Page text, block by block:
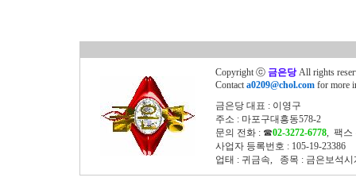
Copyright ⓒ 금은당All rights
Contact a0209@chol.com for more
금은당 대표 : 이영구
주소 : 마포구대흥동578-2
문의 전화 : ☎02-3272-6778, 팩스
사업자 등록번호 : 105-19-23386
업태 : 귀금속, 종목 : 금은보석시